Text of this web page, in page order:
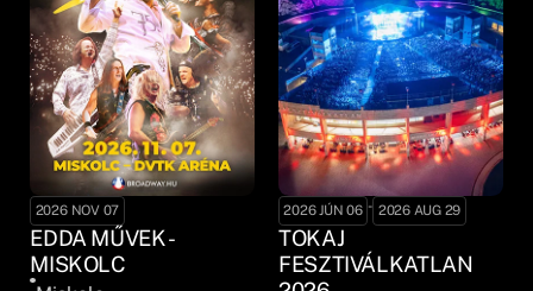
2026 NOV 07
EDDA MŰVEK -
MISKOLC
2026 JÚN 06 - 2026 AUG 29
TOKAJ
FESZTIVÁLKATLAN